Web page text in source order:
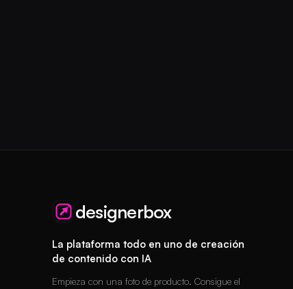
designerbox
La plataforma todo en uno de creación
de contenido con IA
Empieza con una foto de producto. Consigue el